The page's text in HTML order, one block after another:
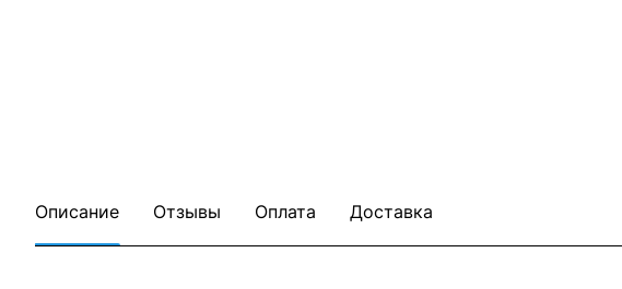
Описание Отзывы Оплата Доставка